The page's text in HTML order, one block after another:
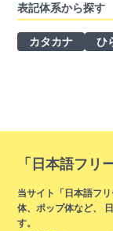
表記体系から探す
カタカナ ひ
「日本語フリ
当サイト「日本語フ
体、ポップ体など、
す。